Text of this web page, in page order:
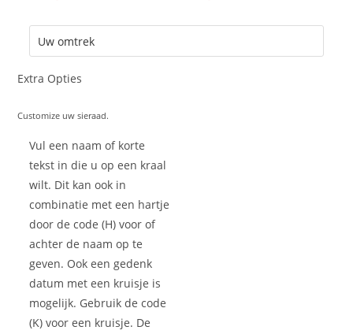
Extra Opties
Customize uw sieraad.
Vul een naam of korte
tekst in die u op een kraal
wilt. Dit kan ook in
combinatie met een hartje
door de code (H) voor of
achter de naam op te
geven. Ook een gedenk
datum met een kruisje is
mogelijk. Gebruik de code
(K) voor een kruisje. De